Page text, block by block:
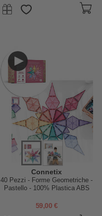
Connetix
40 Pezzi - Forme Geometriche -
Pastello - 100% Plastica ABS
STEM!
59,00 €